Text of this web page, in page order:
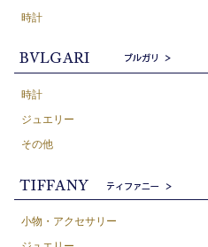
時計
時計
ジュエリー
その他
小物・アクセサリー